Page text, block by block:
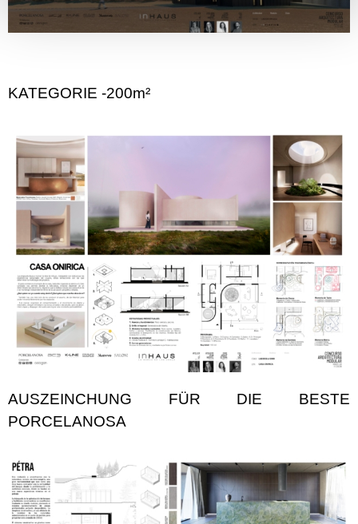
KATEGORIE -200m²
AUSZEINCHUNG FÜR DIE BESTE
PORCELANOSA